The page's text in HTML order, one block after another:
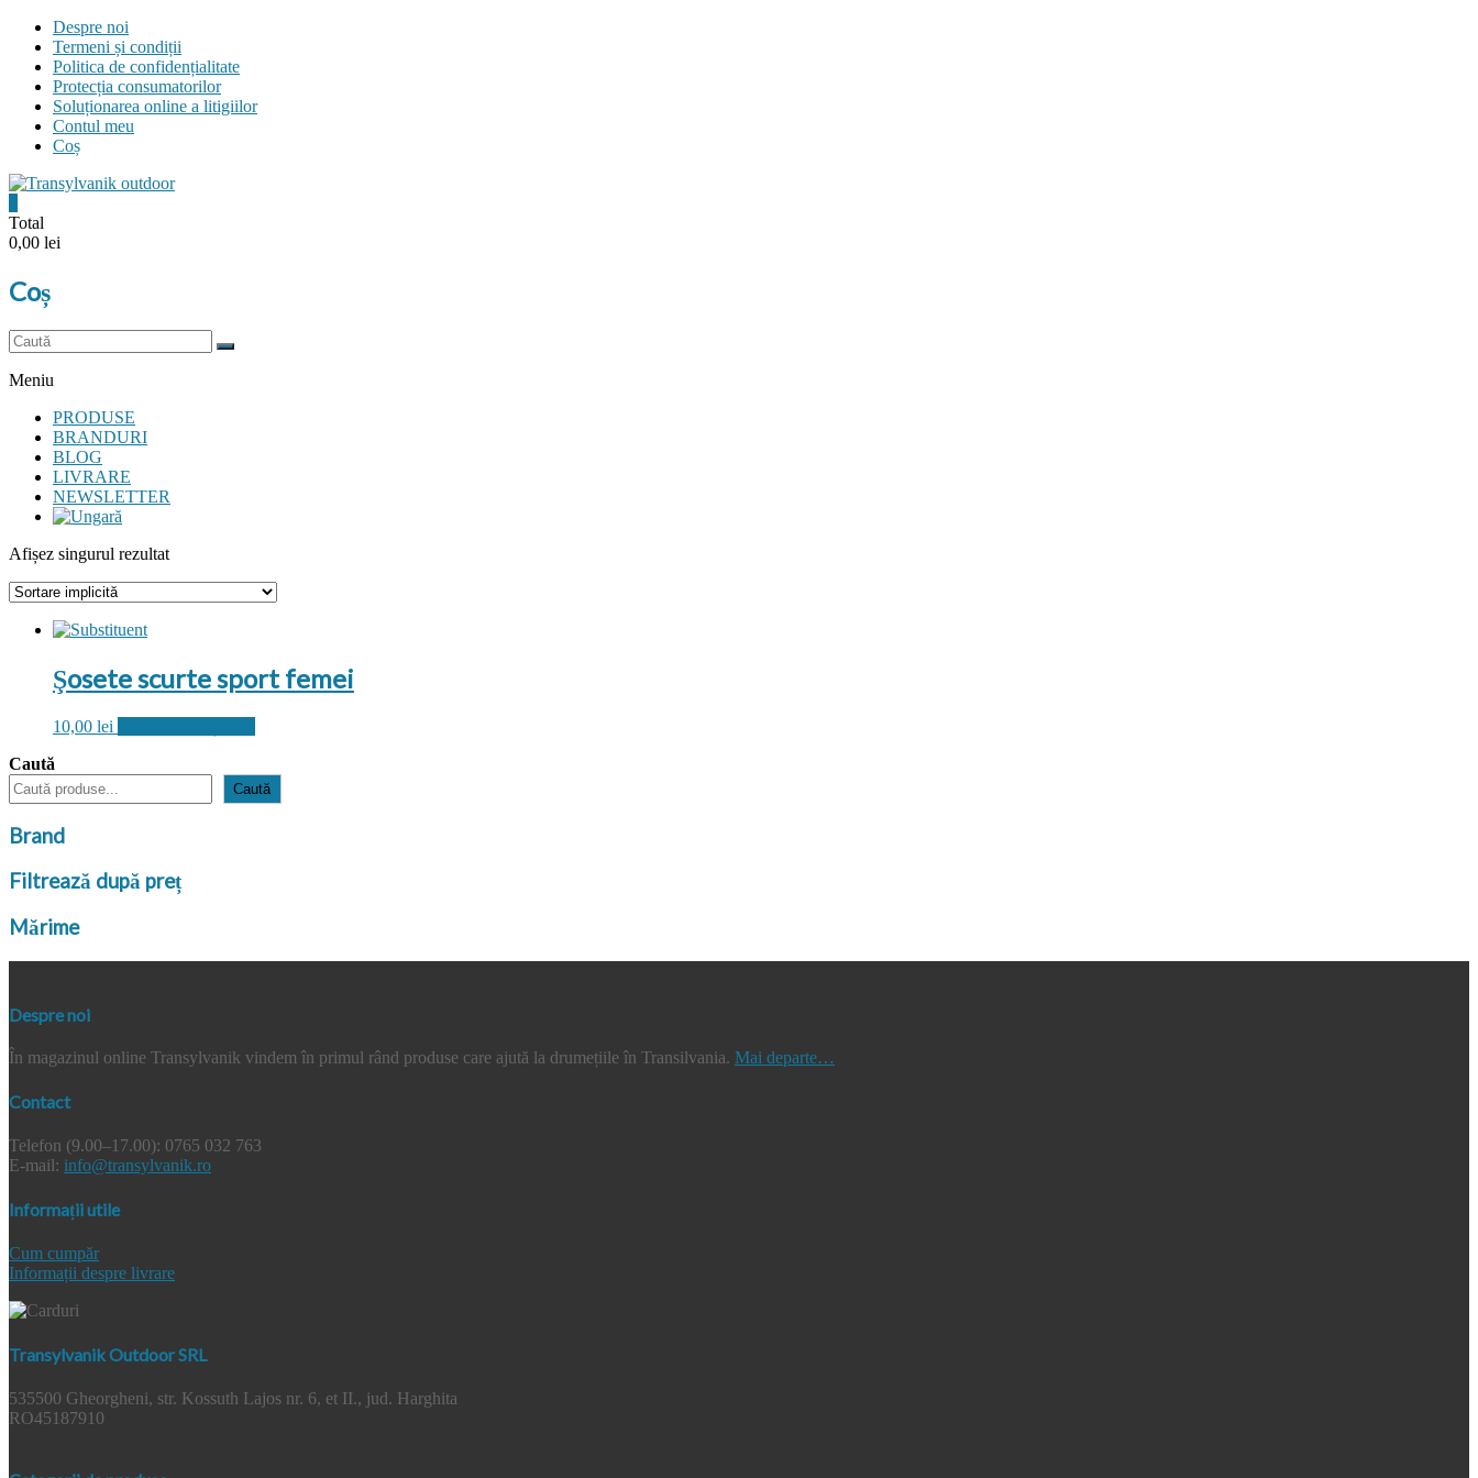
Skip
content
Despre noi
Termeni și condiții
Politica de confidențialitate
Protecția consumatorilor
Soluționarea online a litigiilor
Contul meu
Coș
Transylvanik
and
more
Total
0,00 lei
Coș
Meniu
PRODUSE
BRANDURI
BLOG
LIVRARE
NEWSLETTER
Afișez singurul rezultat
Şosete scurte sport femei
10,00 lei
mai
multe
produsului.
Caută
Caută
Brand
Filtrează după preț
Mărime
Despre noi
În magazinul online Transylvanik vindem în primul rând produse care ajută la drumețiile în Transilvania. Mai departe…
Contact
Telefon (9.00–17.00): 0765 032 763
E-mail: info@transylvanik.ro
Informații utile
Cum cumpăr
Informații despre livrare
Transylvanik Outdoor SRL
535500 Gheorgheni, str. Kossuth Lajos nr. 6, et II., jud. Harghita
RO45187910